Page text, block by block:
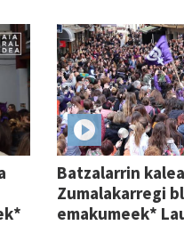
Batzalarrin
Zumalakarregi
emakumeek*